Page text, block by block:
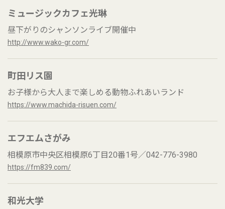
ミュージックカフェ光琳
昼下がりのシャンソンライブ開催中
http://www.wako-gr.com/
町田リス園
お子様から大人まで楽しめる動物ふれあいランド
https://www.machida-risuen.com/
エフエムさがみ
相模原市中央区相模原6丁目20番1号／042-776-3980
https://fm839.com/
和光大学